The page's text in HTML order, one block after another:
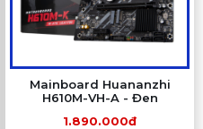
Mainboard Huananzhi
H610M-VH-A - Đen
1.890.000đ